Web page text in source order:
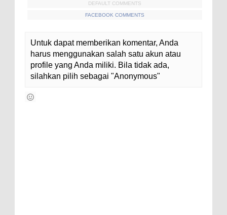
DEFAULT COMMENTS
FACEBOOK COMMENTS
Untuk dapat memberikan komentar, Anda
harus menggunakan salah satu akun atau
profile yang Anda miliki. Bila tidak ada,
silahkan pilih sebagai "Anonymous"